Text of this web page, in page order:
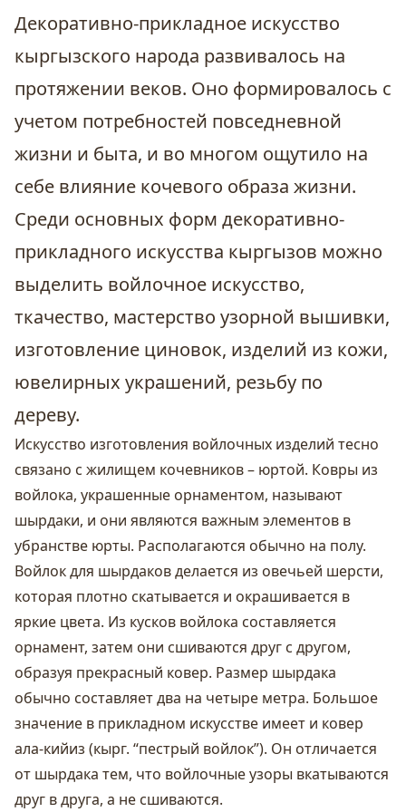
Декоративно-прикладное искусство
кыргызского народа развивалось на
протяжении веков. Оно формировалось с
учетом потребностей повседневной
жизни и быта, и во многом ощутило на
себе влияние кочевого образа жизни.
Среди основных форм декоративно-
прикладного искусства кыргызов можно
выделить войлочное искусство,
ткачество, мастерство узорной вышивки,
изготовление циновок, изделий из кожи,
ювелирных украшений, резьбу по
дереву.
Искусство изготовления войлочных изделий тесно
связано с жилищем кочевников – юртой. Ковры из
войлока, украшенные орнаментом, называют
шырдаки, и они являются важным элементов в
убранстве юрты. Располагаются обычно на полу.
Войлок для шырдаков делается из овечьей шерсти,
которая плотно скатывается и окрашивается в
яркие цвета. Из кусков войлока составляется
орнамент, затем они сшиваются друг с другом,
образуя прекрасный ковер. Размер шырдака
обычно составляет два на четыре метра. Большое
значение в прикладном искусстве имеет и ковер
ала-кийиз (кырг. “пестрый войлок”). Он отличается
от шырдака тем, что войлочные узоры вкатываются
друг в друга, а не сшиваются.